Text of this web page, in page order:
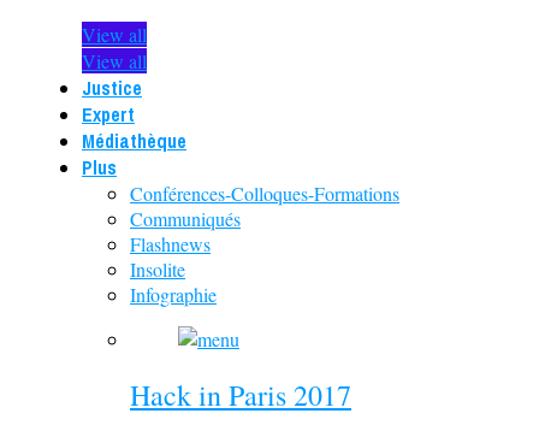
View all
View all
Justice
Expert
Médiathèque
Plus
Conférences-Colloques-Formations
Communiqués
Flashnews
Insolite
Infographie
Hack in Paris 2017